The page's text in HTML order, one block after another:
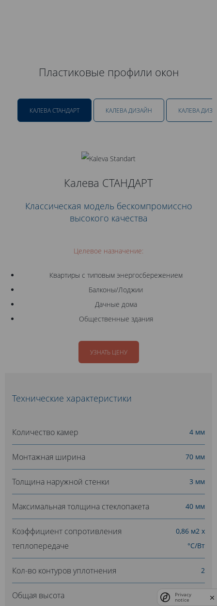
Пластиковые профили окон
КАЛЕВА СТАНДАРТ КАЛЕВА ДИЗАЙН КАЛЕВА
Калева СТАНДАРТ
Классическая модель бескомпромиссно
высокого качества
Целевое назначение:
Квартиры с типовым энергосбережением
Балконы/Лоджии
Дачные дома
Общественные здания
УЗНАТЬ ЦЕНУ
Технические характеристики
Количество камер 4 мм
Монтажная ширина 70 мм
Толщина наружной стенки 3 мм
Максимальная толщина стеклопакета 40 мм
Коэффициент сопротивления
теплопередаче
0,86 м2 х
°С/Вт
Кол-во контуров уплотнения 2
Общая высота 113 мм
Privacy
notice